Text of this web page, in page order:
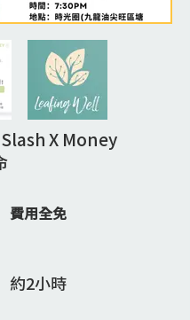
X Money
費用全免
約2小時